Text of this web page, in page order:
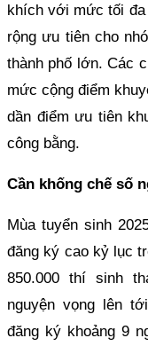
khích với mức tối
rộng ưu tiên cho
thành phố lớn. Các
mức cộng điểm
dần điểm ưu tiên
công bằng.
Cần khống chế số
Mùa tuyển sinh
đăng ký cao kỷ lục
850.000 thí sinh
nguyện vọng lên
đăng ký khoảng 9